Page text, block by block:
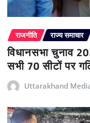
राजनीति राज्य समाचार
विधानसभा चुनाव
सभी 70 सीटों पर
Uttarakhand